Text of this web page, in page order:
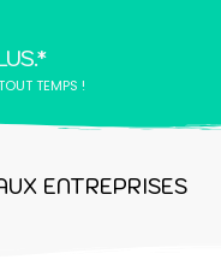
TEMPS !
ENTREPRISES